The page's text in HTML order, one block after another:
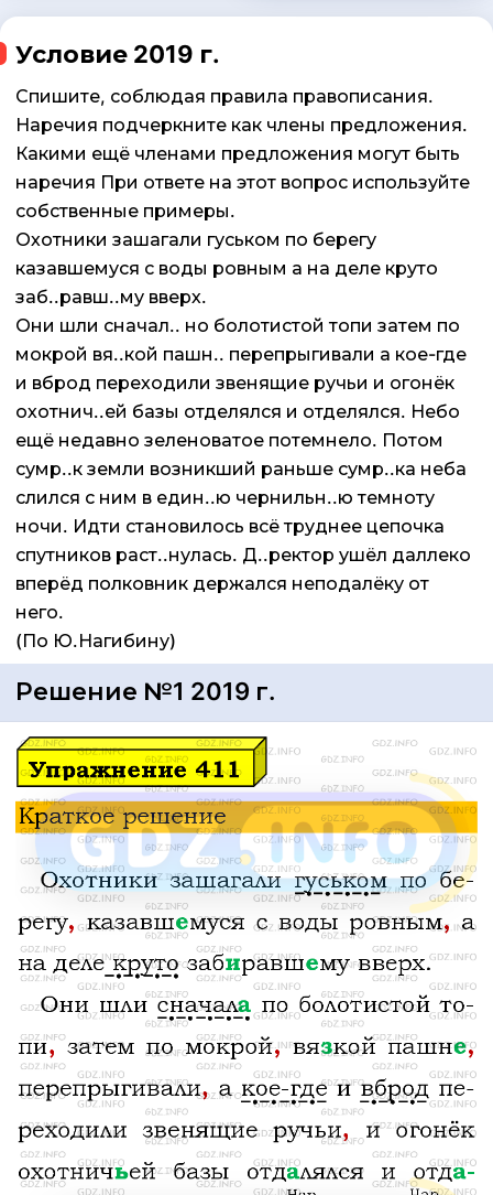
Условие 2019 г.
Спишите, соблюдая правила правописания.
Наречия подчеркните как члены предложения.
Какими ещё членами предложения могут быть
наречия При ответе на этот вопрос используйте
собственные примеры.
Охотники зашагали гуськом по берегу
казавшемуся с воды ровным а на деле круто
заб..равш..му вверх.
Они шли сначал.. но болотистой топи затем по
мокрой вя..кой пашн.. перепрыгивали а кое-где
и вброд переходили звенящие ручьи и огонёк
охотнич..ей базы отделялся и отделялся. Небо
ещё недавно зеленоватое потемнело. Потом
сумр..к земли возникший раньше сумр..ка неба
слился с ним в един..ю чернильн..ю темноту
ночи. Идти становилось всё труднее цепочка
спутников раст..нулась. Д..ректор ушёл даллеко
вперёд полковник держался неподалёку от
него.
(По Ю.Нагибину)
Решение №1 2019 г.